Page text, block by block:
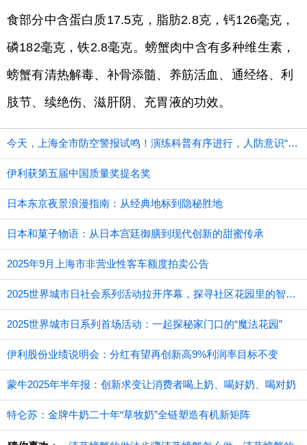
食部分中含蛋白质17.5克，脂肪2.8克，钙126毫克，
磷182毫克，铁2.8毫克。螃蟹肉中含有多种维生素，
螃蟹有清热解毒、补骨添髓、养筋活血、通经络、利
肢节、续绝伤、滋肝阴、充胃液的功效。
今天，上海全市防空警报试鸣！演练科普有序进行，人防意识“声入人心”
伊利获第五届中国质量奖提名奖
日本东京夜景浪漫指南：从经典地标到隐秘胜地
日本和菓子物语：从日本宫廷御膳到现代创新的甜蜜传承
2025年9月上海市非营业性客车额度拍卖公告
2025世界城市日社会系列活动拉开序幕，探寻社区花园里的智慧应用
2025世界城市日系列首场活动：一起探秘家门口的“魔法花园”
伊利股份业绩说明会：分红有望再创新高9%利润率目标不变
蒙牛2025年半年报：创新求变让消费者喝上奶、喝好奶、喝对奶
特仑苏：金牌牛奶二十年“草牧奶”全链塑造有机新矩阵